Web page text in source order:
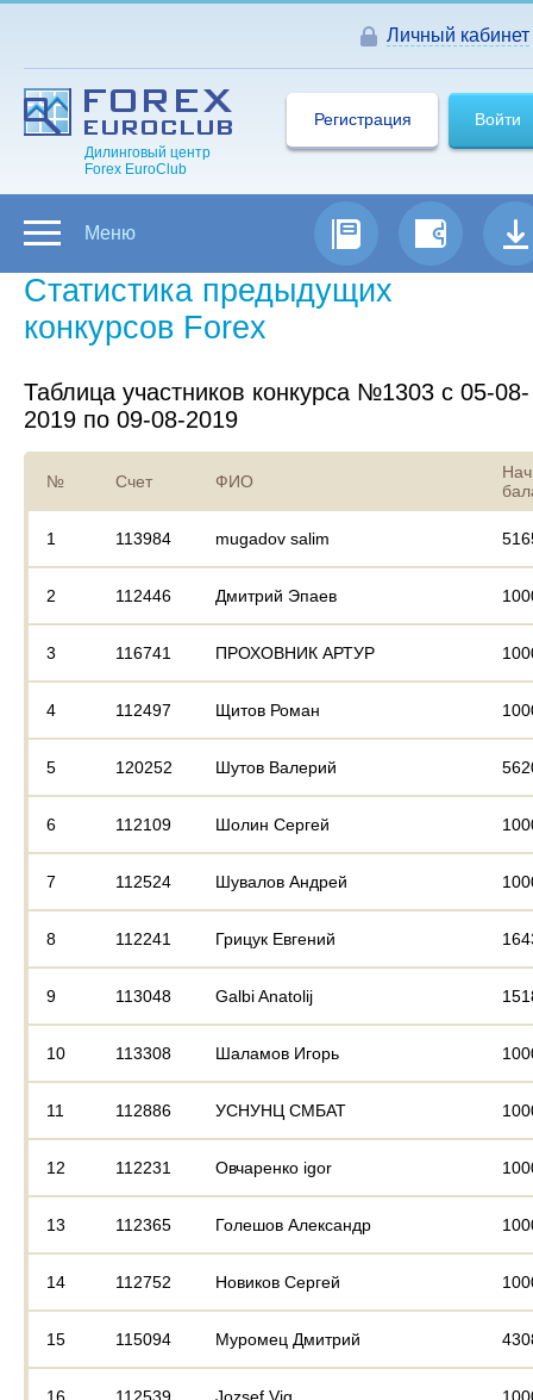
Личный кабинет
Дилинговый центр
Forex EuroClub
Войти
Регистрация
Меню
Статистика предыдущих
конкурсов Forex
Таблица участников конкурса №1303 с 05-08-
2019 по 09-08-2019
№ Счет ФИО
1 113984 mugadov salim
2 112446 Дмитрий Эпаев
3 116741 ПРОХОВНИК АРТУР
4 112497 Щитов Роман
5 120252 Шутов Валерий
6 112109 Шолин Сергей
7 112524 Шувалов Андрей
8 112241 Грицук Евгений
9 113048 Galbi Anatolij
10 113308 Шаламов Игорь
11 112886 УСНУНЦ СМБАТ
12 112231 Овчаренко igor
13 112365 Голешов Александр
14 112752 Новиков Сергей
15 115094 Муромец Дмитрий